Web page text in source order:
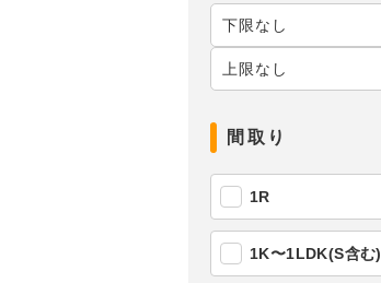
間取り
1R
1K〜1LDK(S含む)